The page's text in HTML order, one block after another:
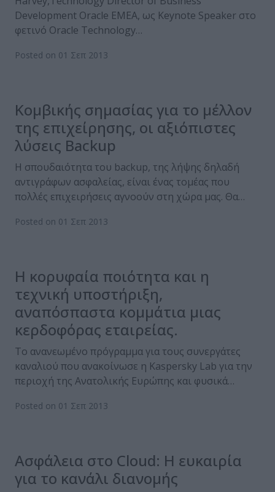
Development Oracle EMEA, ως Keynote Speaker στο
φετινό Oracle Technology…
Posted on 01 Σεπ 2013
Κομβικής σημασίας για το μέλλον
της επιχείρησης, οι αξιόπιστες
λύσεις Backup
Η σπουδαιότητα του backup, της λήψης δηλαδή
αντιγράφων ασφαλείας, είναι ένας τομέας που
πολλές επιχειρήσεις αγνοούν στη χώρα μας. Θα…
Posted on 01 Σεπ 2013
Η κορυφαία ποιότητα και η
τεχνική υποστήριξη,
αναπόσπαστα κομμάτια μιας
κερδοφόρας εταιρείας.
Το ανανεωμένο πρόγραμμα για τους συνεργάτες
καναλιού που ανακοίνωσε η Kaspersky Lab για την
περιοχή της Ανατολικής Ευρώπης και φυσικά…
Posted on 01 Σεπ 2013
Ασφάλεια στο Cloud: Η ευκαιρία
για το κανάλι διανομής